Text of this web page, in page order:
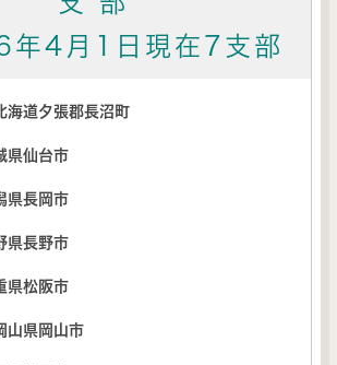
4月1日現在7支部
海道夕張郡長沼町
県仙台市
県長岡市
県長野市
県松阪市
山県岡山市